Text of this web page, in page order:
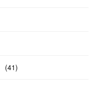
(41)